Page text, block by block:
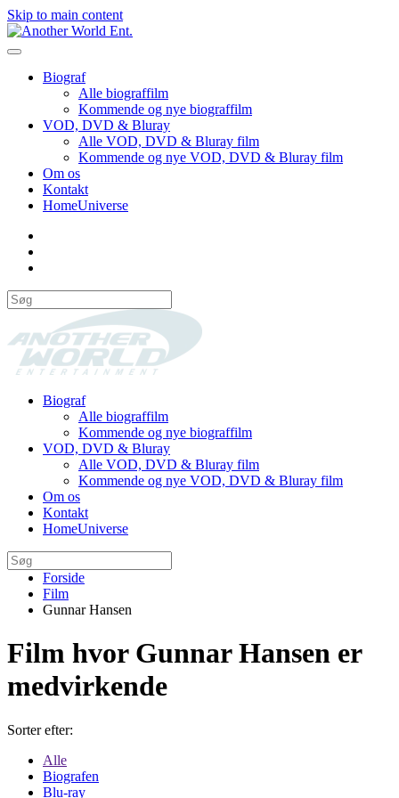
Skip to main content
Biograf
Alle biograffilm
Kommende og nye biograffilm
VOD, DVD & Bluray
Alle VOD, DVD & Bluray film
Kommende og nye VOD, DVD & Bluray film
Om os
Kontakt
HomeUniverse
Biograf
Alle biograffilm
Kommende og nye biograffilm
VOD, DVD & Bluray
Alle VOD, DVD & Bluray film
Kommende og nye VOD, DVD & Bluray film
Om os
Kontakt
HomeUniverse
Forside
Film
Gunnar Hansen
Film hvor Gunnar Hansen er
medvirkende
Sorter efter:
Alle
Biografen
Blu-ray